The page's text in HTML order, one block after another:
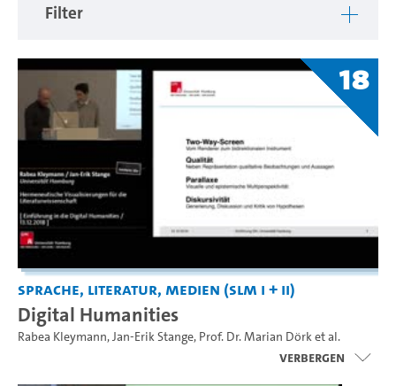
Filter
18
Sprache, Literatur, Medien (SLM I + II)
Digital Humanities
Rabea Kleymann,Jan-Erik Stange, Prof. Dr. Marian Dörket al.
Verbergen